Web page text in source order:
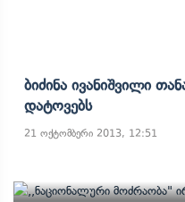
Ბიძინა Ივანიშვილი
Დატოვებს
21 ოქტომბერი 2013, 12:51